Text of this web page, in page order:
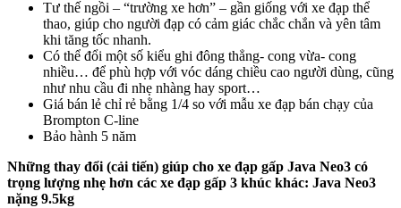
Tư thế ngồi – “trường xe hơn” – gần giống với xe đạp thể
thao, giúp cho người đạp có cảm giác chắc chắn và yên tâm
khi tăng tốc nhanh.
Có thể đổi một số kiểu ghi đông thẳng- cong vừa- cong
nhiều… để phù hợp với vóc dáng chiều cao người dùng, cũng
như nhu cầu đi nhẹ nhàng hay sport…
Giá bán lẻ chỉ rẻ bằng 1/4 so với mẫu xe đạp bán chạy của
Brompton C-line
Bảo hành 5 năm
Những thay đổi (cải tiến) giúp cho xe đạp gấp Java Neo3 có
trọng lượng nhẹ hơn các xe đạp gấp 3 khúc khác: Java Neo3
nặng 9.5kg